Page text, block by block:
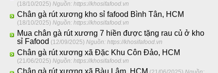
(18/10/2025)Nguồn: https://khosifafood.vn
Chân gà rút xương kho sỉ fafood Bình Tân, HCM
(18/10/2025)Nguồn: https://khosifafood.vn
Mua chân gà rút xương 7 hiền được tặng rau củ ở kho
sỉ Fafood (12/09/2025)Nguồn: https://khosifafood.vn
Chân gà rút xương xã Đặc Khu Côn Đảo, HCM
(21/06/2025)Nguồn: https://khosifafood.vn
Chân gà rút xương xã Bàu Lâm, HCM